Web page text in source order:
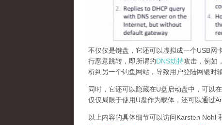
不仅仅是键盘，它还可以虚拟成一个USB网
行恶意跳转，即所谓的DNS劫持攻击，例如
析到另一个钓鱼网站，导致用户登陆网银时
同时，它还可以隐藏在U盘启动盘中，可以
仅仅局限于使用U盘作为载体，还可以通过
以上内容的具体细节可以访问Karsten Nohl